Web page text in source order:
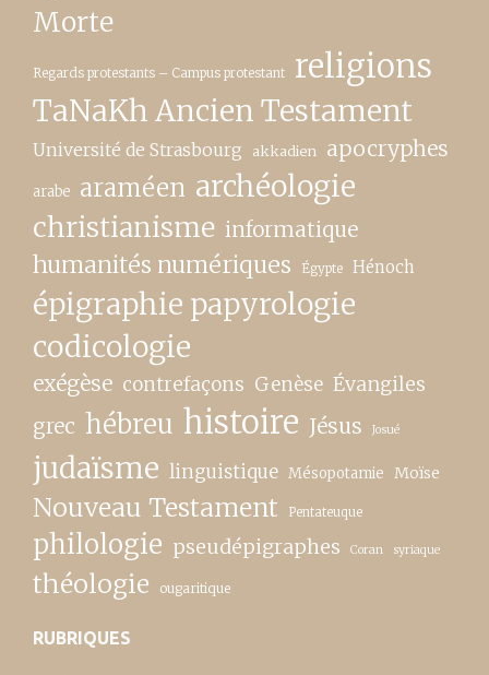
Morte
Regards protestants – Campus protestant religions
TaNaKh Ancien Testament
Université de Strasbourg akkadien apocryphes
arabe araméen archéologie
christianisme informatique
humanités numériques Égypte Hénoch
épigraphie papyrologie
codicologie
exégèse contrefaçons Genèse Évangiles
grec hébreu histoire Jésus Josué
judaïsme linguistique Mésopotamie Moïse
Nouveau Testament Pentateuque
philologie pseudépigraphes Coran syriaque
théologie ougaritique
RUBRIQUES